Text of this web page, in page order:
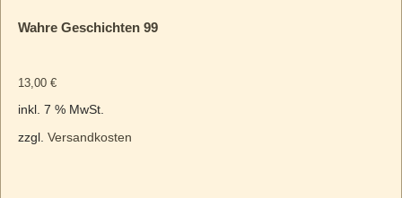
Wahre Geschichten 99
13,00 €
inkl. 7 % MwSt.
zzgl. Versandkosten